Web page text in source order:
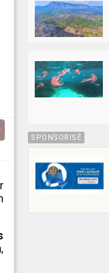
SPONSORISÉ